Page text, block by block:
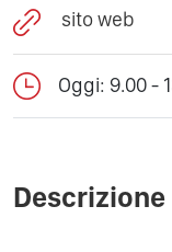
sito web
Oggi: 9.00 -
Descrizione